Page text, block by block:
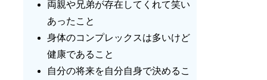
両親や兄弟が存在してくれて笑い
あったこと
身体のコンプレックスは多いけど
健康であること
自分の将来を自分自身で決めるこ